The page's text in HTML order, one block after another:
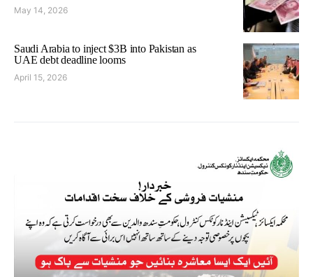
May 14, 2026
Saudi Arabia to inject $3B into Pakistan as
UAE debt deadline looms
April 15, 2026